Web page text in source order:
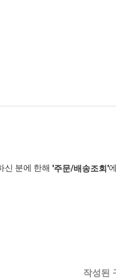
신 분에 한해 '주문/배송조회'
작성된